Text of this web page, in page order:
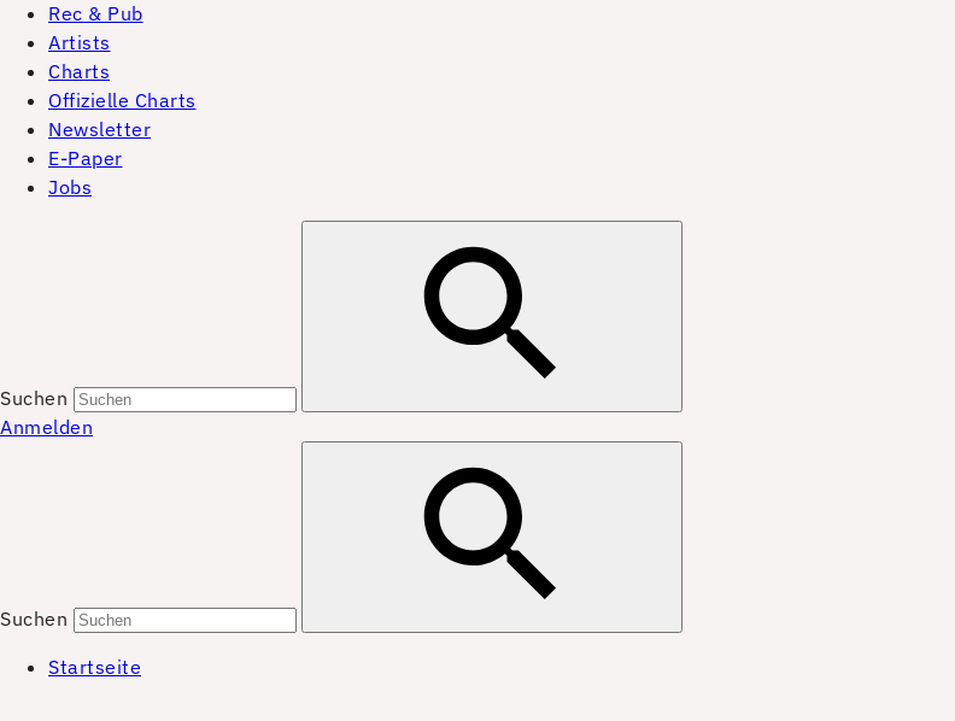
Rec & Pub
Artists
Charts
Offizielle Charts
Newsletter
E-Paper
Jobs
Suchen
Anmelden
Suchen
Startseite